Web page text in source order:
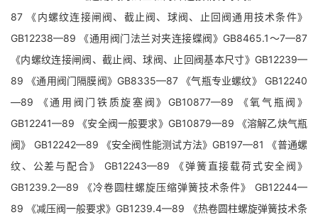
87 《内螺纹连接闸阀、截止阀、球阀、止回阀通用技术条件》
GB12238—89 《通用阀门法兰对夹连接蝶阀》GB8465.1～7—87
《内螺纹连接闸阀、截止阀、球阀、止回阀基本尺寸》GB12239—
89 《通用阀门隔膜阀》GB8335—87 《气瓶专业螺纹》 GB12240
—89 《通用阀门铁质旋塞阀》GB10877—89 《氧气瓶阀》
GB12241—89 《安全阀一般要求》GB10879—89 《溶解乙炔气瓶
阀》 GB12242—89 《安全阀性能测试方法》GB197—81 《普通螺
纹、公差与配合》 GB12243—89 《弹簧直接载荷式安全阀》
GB1239.2—89 《冷卷圆柱螺旋压缩弹簧技术条件》 GB12244—
89 《减压阀一般要求》GB1239.4—89 《热卷圆柱螺旋弹簧技术条